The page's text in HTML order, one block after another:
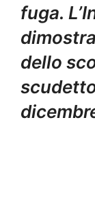
fuga.
dello